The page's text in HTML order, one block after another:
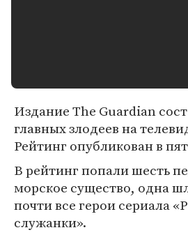
Издание The Guardian
главных злодеев на
Рейтинг опубликован в
В рейтинг попали шесть
морское существо, одна
почти все герои сериала
служанки».